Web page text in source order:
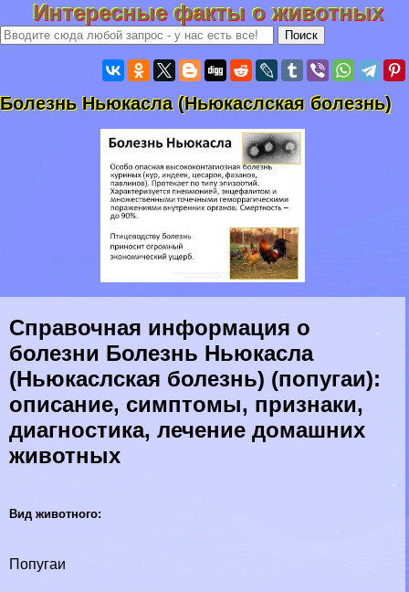
Интересные факты о животных
Болезнь Ньюкасла (Ньюкаслская болезнь)
Справочная информация о
болезни Болезнь Ньюкасла
(Ньюкаслская болезнь) (попугаи):
описание, симптомы, признаки,
диагностика, лечение домашних
животных
Вид животного:
Попугаи